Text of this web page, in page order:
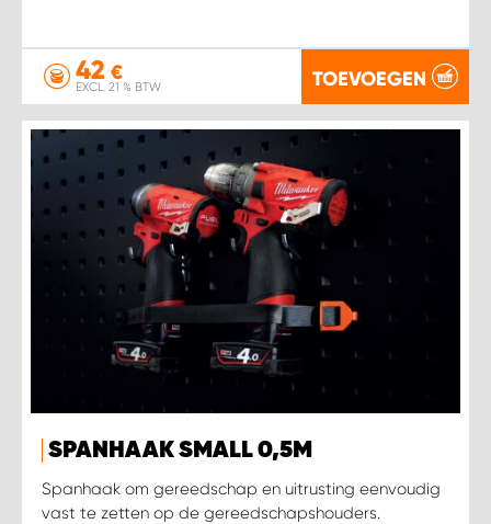
42 €
EXCL. 21 % BTW TOEVOEGEN
SPANHAAK SMALL 0,5M
Spanhaak om gereedschap en uitrusting eenvoudig
vast te zetten op de gereedschapshouders.